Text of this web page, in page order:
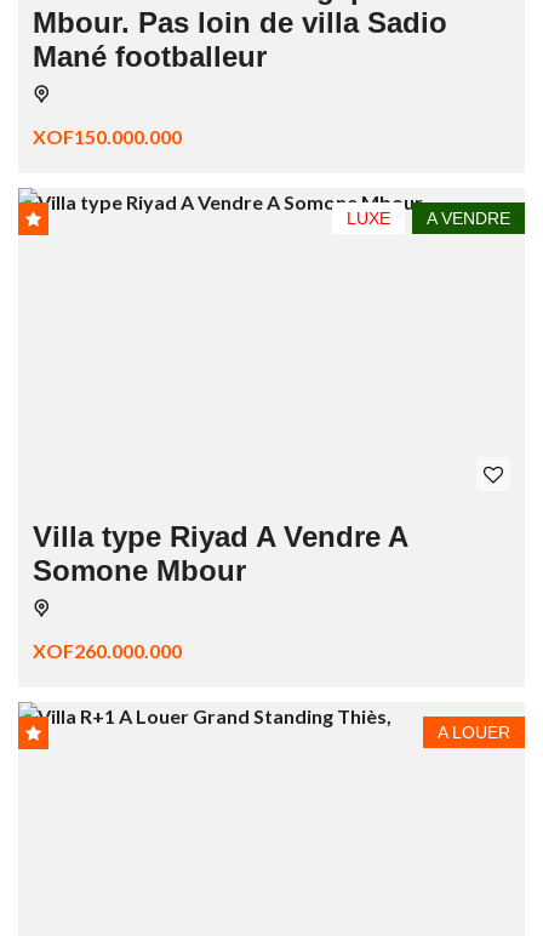
Mbour. Pas loin de villa Sadio
Mané footballeur
XOF150.000.000
A VENDRE
LUXE
Villa type Riyad A Vendre A
Somone Mbour
XOF260.000.000
A LOUER